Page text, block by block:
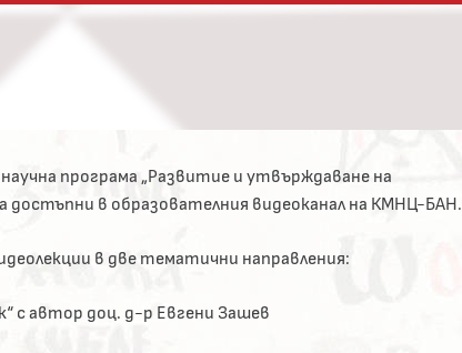
програма „Развитие и утвърждаване на
достъпни в образователния видеоканал на КМНЦ-БАН.
в две тематични направления:
с автор доц. д-р Евгени Зашев